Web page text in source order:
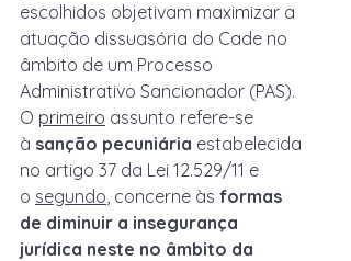
escolhidos objetivam maximizar a
atuação dissuasória do Cade no
âmbito de um Processo
Administrativo Sancionador (PAS).
O primeiro assunto refere-se
à sanção pecuniária estabelecida
no artigo 37 da Lei 12.529/11 e
o segundo, concerne às formas
de diminuir a insegurança
jurídica neste no âmbito da